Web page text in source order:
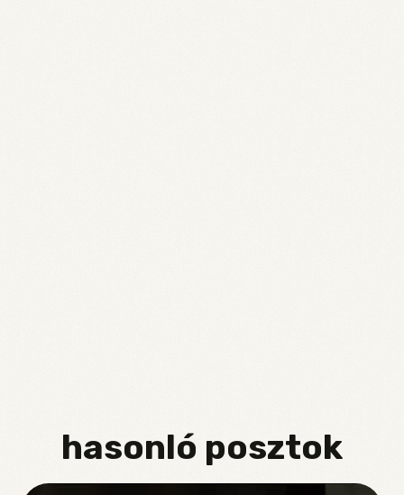
hasonló posztok